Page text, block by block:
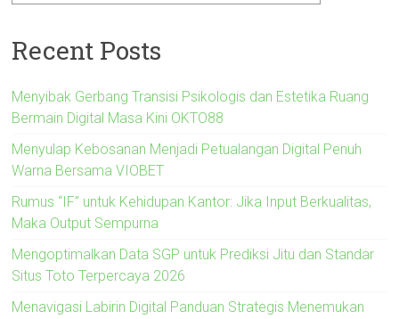
Recent Posts
Menyibak Gerbang Transisi Psikologis dan Estetika Ruang
Bermain Digital Masa Kini OKTO88
Menyulap Kebosanan Menjadi Petualangan Digital Penuh
Warna Bersama VIOBET
Rumus “IF” untuk Kehidupan Kantor: Jika Input Berkualitas,
Maka Output Sempurna
Mengoptimalkan Data SGP untuk Prediksi Jitu dan Standar
Situs Toto Terpercaya 2026
Menavigasi Labirin Digital Panduan Strategis Menemukan